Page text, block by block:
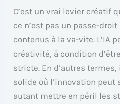
C’est un vrai levier créatif
ce n’est pas un passe-
contenus à la va-vite. L’IA
créativité, à condition
stricte. En d’autres
solide où l’innovation peut
autant mettre en péril les